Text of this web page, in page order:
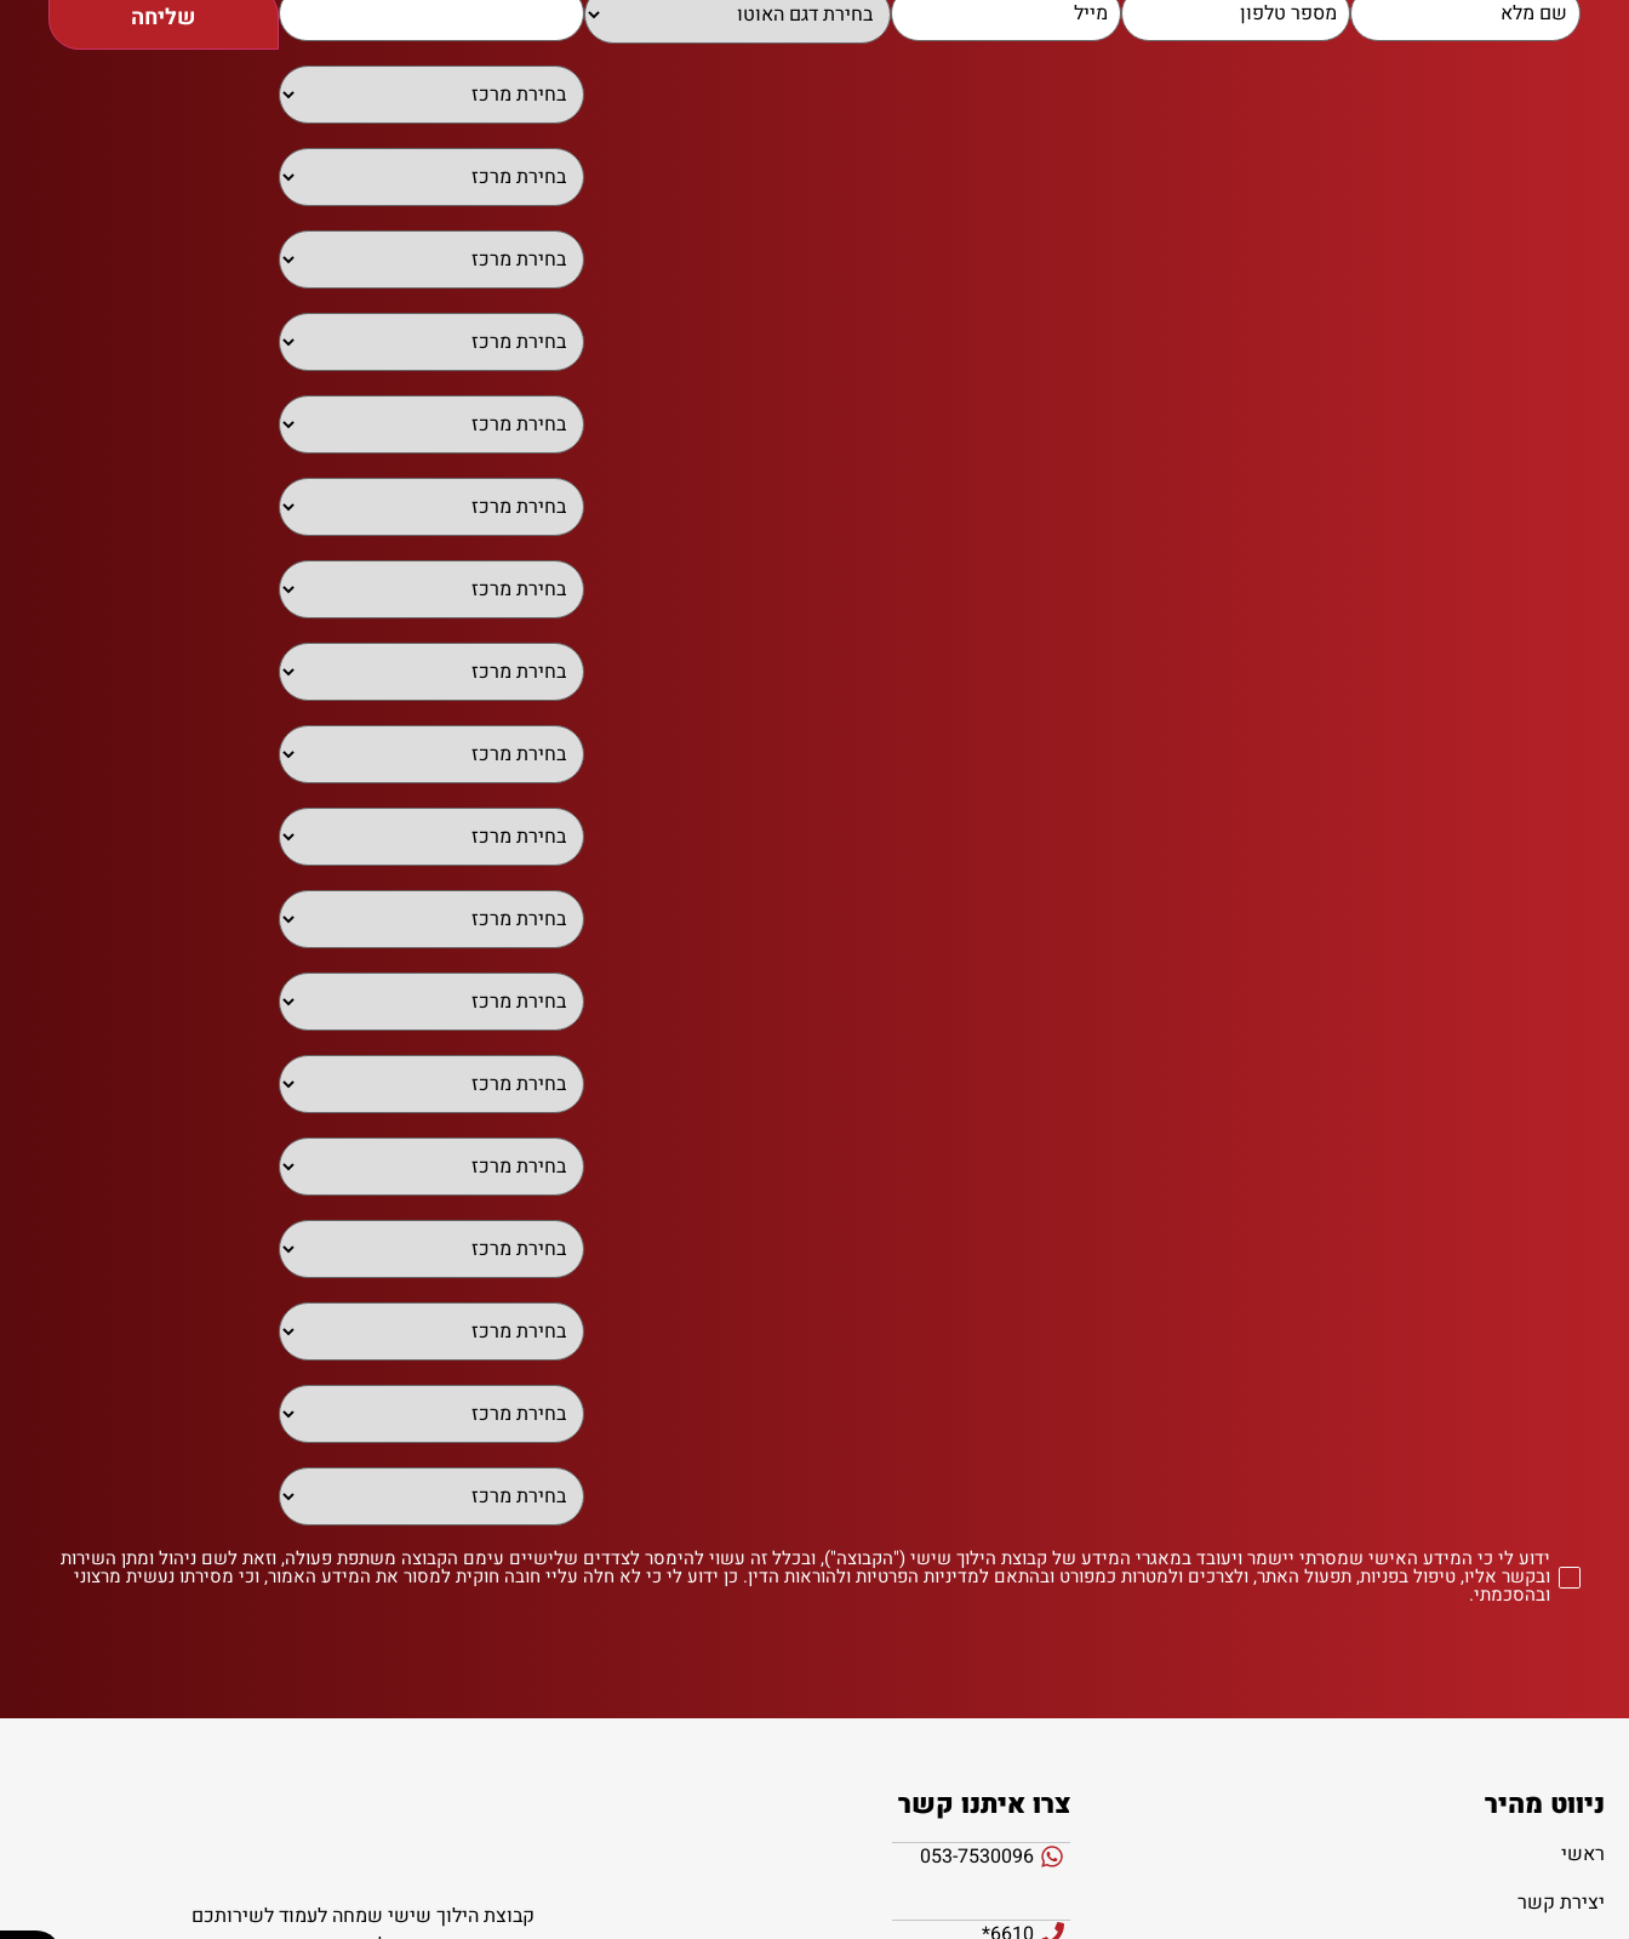
שליחה
ידוע לי כי המידע האישי שמסרתי יישמר ויעובד במאגרי המידע של קבוצת הילוך שישי ("הקבוצה"), ובכלל זה עשוי להימסר לצדדים שלישיים עימם הקבוצה משתפת פעולה, וזאת לשם ניהול ומתן השירות
ובקשר אליו, טיפול בפניות, תפעול האתר, ולצרכים ולמטרות כמפורט ובהתאם למדיניות הפרטיות ולהוראות הדין. כן ידוע לי כי לא חלה עליי חובה חוקית למסור את המידע האמור, וכי מסירתו נעשית מרצוני
ובהסכמתי.
ניווט מהיר
ראשי
יצירת קשר
צרו איתנו קשר
053-7530096
קבוצת הילוך שישי שמחה לעמוד לשירותכם